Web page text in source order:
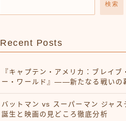
検索
Recent Posts
『キャプテン・アメリカ：ブレイブ
ー・ワールド』——新たなる戦いの
バットマン vs スーパーマン ジャス
誕生と映画の見どころ徹底分析